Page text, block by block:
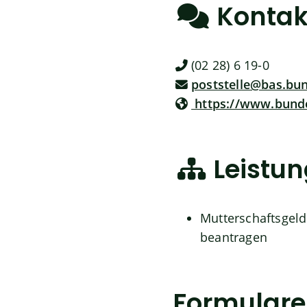
(02 28) 6 19-0
https://
beantragen